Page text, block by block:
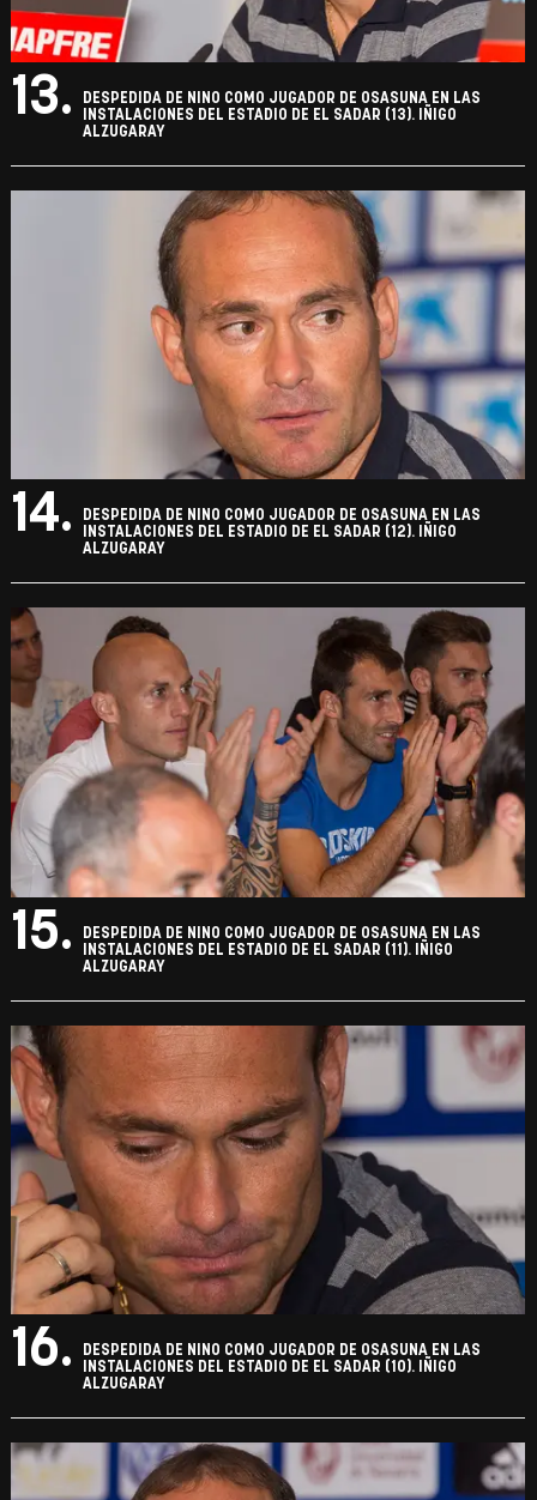
13.
DESPEDIDA DE NINO COMO JUGADOR DE OSASUNA EN LAS
INSTALACIONES DEL ESTADIO DE EL SADAR (13). IÑIGO
ALZUGARAY
14.
DESPEDIDA DE NINO COMO JUGADOR DE OSASUNA EN LAS
INSTALACIONES DEL ESTADIO DE EL SADAR (12). IÑIGO
ALZUGARAY
15.
DESPEDIDA DE NINO COMO JUGADOR DE OSASUNA EN LAS
INSTALACIONES DEL ESTADIO DE EL SADAR (11). IÑIGO
ALZUGARAY
16.
DESPEDIDA DE NINO COMO JUGADOR DE OSASUNA EN LAS
INSTALACIONES DEL ESTADIO DE EL SADAR (10). IÑIGO
ALZUGARAY